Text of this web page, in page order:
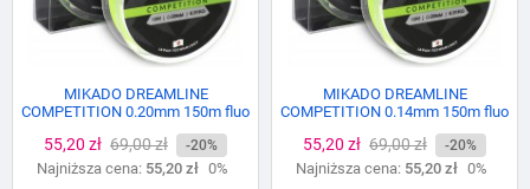
MIKADO DREAMLINE
COMPETITION 0.20mm 150m fluo
Cena
55,20 zł Cena
podstawowa
69,00 zł -20%
Najniższa cena: 55,20 zł 0%
MIKADO DREAMLINE
COMPETITION 0.14mm 150m fluo
Cena
55,20 zł Cena
podstawowa
69,00 zł -20%
Najniższa cena: 55,20 zł 0%